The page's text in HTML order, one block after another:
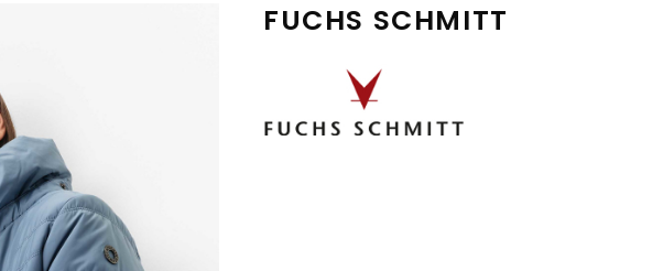
FUCHS SCHMITT